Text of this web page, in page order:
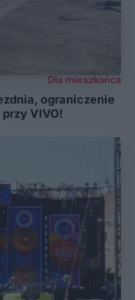
Dla mieszkańca
ograniczenie
VIVO!